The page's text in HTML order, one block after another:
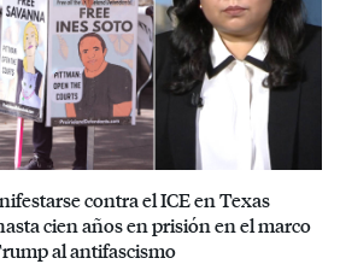
contra el ICE en Texas
cien años en prisión en el marco
al antifascismo